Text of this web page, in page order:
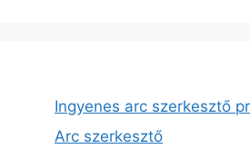
Ingyenes arc szerkesztő
Arc szerkesztő